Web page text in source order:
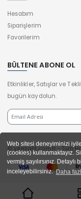
Web sitesi deneyiminizi
(cookies) kullanmaktayız.
vermiş sayılırsınız.
inceleyebilirsiniz.Daha
Hesabım
Siparişlerim
Favorilerim
BÜLTENE ABONE OL
Etkinlikler, Satışlar ve
bugün kaydolun.
© yeelight.com.tr - Tüm